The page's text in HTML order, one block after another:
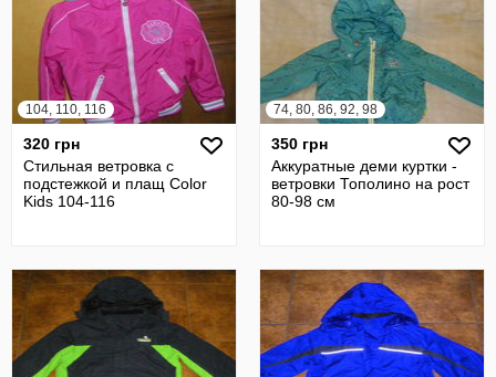
104, 110, 116
320 грн
Стильная ветровка с
подстежкой и плащ Color
Kids 104-116
74, 80, 86, 92, 98
350 грн
Аккуратные деми куртки -
ветровки Тополино на рост
80-98 см